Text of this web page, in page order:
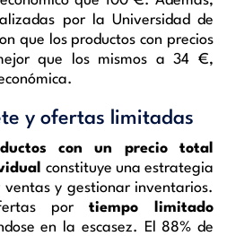
por la Universidad de
que los productos con precios
que los mismos a 34 €,
y ofertas limitadas
con un precio total
constituye una estrategia
y gestionar inventarios.
portiempo limitado
en la escasez. El 88% de